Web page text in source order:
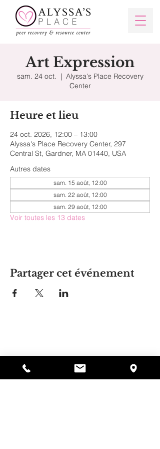
Art Expression
sam. 24 oct.
  |
Alyssa's Place Recovery
Center
Heure et lieu
24 oct. 2026, 12:00 – 13:00
Alyssa's Place Recovery Center, 297
Central St, Gardner, MA 01440, USA
Autres dates
sam. 15 août, 12:00
sam. 22 août, 12:00
sam. 29 août, 12:00
Voir toutes les 13 dates
Partager cet événement
978-364-0920